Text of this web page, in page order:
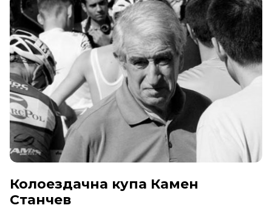
Колоездачна купа Камен
Станчев